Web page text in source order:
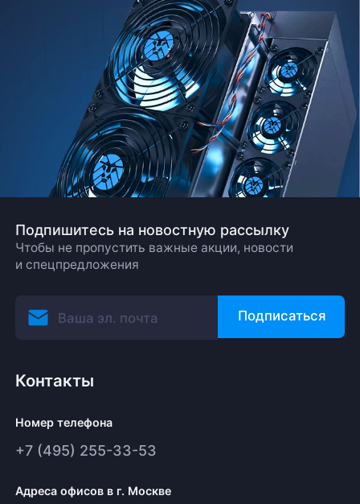
Заказать звонок
Подпишитесь на новостную рассылку
Чтобы не пропустить важные акции, новости
и спецпредложения
Подписаться
Контакты
Номер телефона
+7 (495) 255-33-53
Адреса офисов в г. Москве